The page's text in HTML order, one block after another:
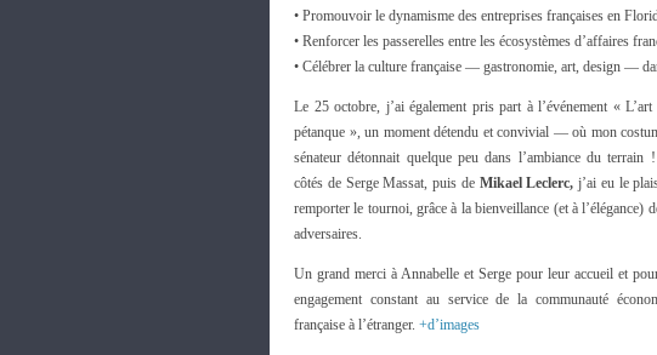
• Promouvoir le dynamisme des entreprises françaises en
• Renforcer les passerelles entre les écosystèmes d’affaires
• Célébrer la culture française — gastronomie, art, design —
Le 25 octobre, j’ai également pris part à l’événement « L’art
pétanque », un moment détendu et convivial — où mon
sénateur détonnait quelque peu dans l’ambiance du terrain
côtés de Serge Massat, puis de Mikael Leclerc, j’ai eu le
remporter le tournoi, grâce à la bienveillance (et à l’élégance)
adversaires.
Un grand merci à Annabelle et Serge pour leur accueil et
engagement constant au service de la communauté
française à l’étranger. +d’images